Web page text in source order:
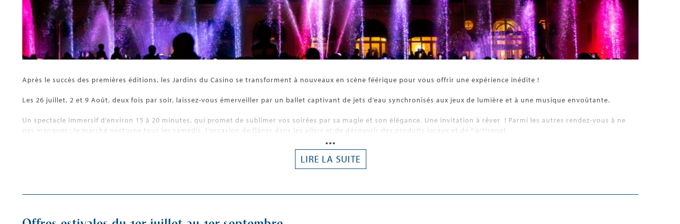
Après le succès des premières éditions, les Jardins du Casino se transforment à nouveaux en scène féérique pour vous offrir une expérience inédite !
Les 26 juillet, 2 et 9 Août, deux fois par soir, laissez-vous émerveiller par un ballet captivant de jets d’eau synchronisés aux jeux de lumière et à une musique envoûtante.
Un spectacle immersif d’environ 15 à 20 minutes, qui promet de sublimer vos soirées par sa magie et son élégance. Une invitation à rêver ! Parmi les autres rendez-vous à ne
pas manquer : le marché nocturne tous les samedis, l'occasion de flâner dans les allers et de découvrir des produits locaux et de l'artisanat
•••
LIRE LA SUITE